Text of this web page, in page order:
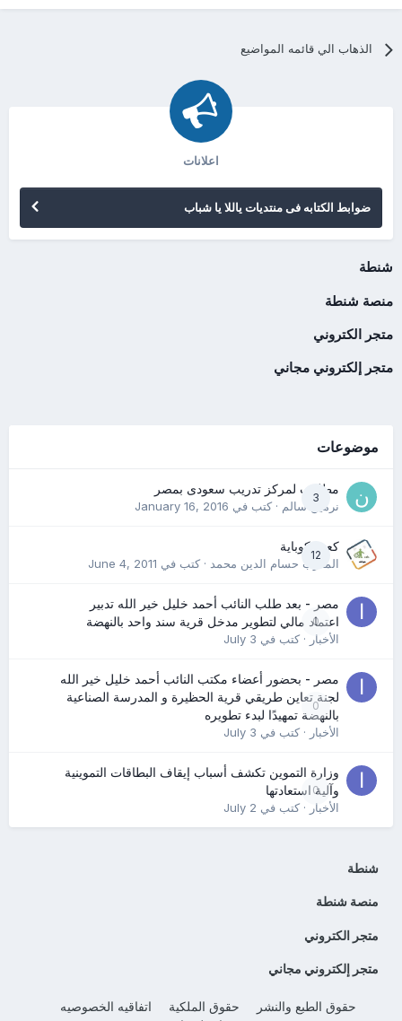
الذهاب الي قائمه المواضيع
اعلانات
ضوابط الكتابه فى منتديات ياللا يا شباب
شنطة
منصة شنطة
متجر الكتروني
متجر إلكتروني مجاني
موضوعات
3
مطلوب لمركز تدريب سعودى بمصر
نرمين سالم· كتب في January 16, 2016
12
كعب كوباية
المدرب حسام الدين محمد· كتب في June 4, 2011
0
مصر - بعد طلب النائب أحمد خليل خير الله تدبير
اعتماد مالي لتطوير مدخل قرية سند واحد بالنهضة
الأخبار· كتب في July 3
0
مصر - بحضور أعضاء مكتب النائب أحمد خليل خير الله
لجنة تعاين طريقي قرية الحظيرة و المدرسة الصناعية
بالنهضة تمهيدًا لبدء تطويره
الأخبار· كتب في July 3
0
وزارة التموين تكشف أسباب إيقاف البطاقات التموينية
وآلية استعادتها
الأخبار· كتب في July 2
شنطة
منصة شنطة
متجر الكتروني
متجر إلكتروني مجاني
حقوق الطبع والنشر حقوق الملكية
اتفاقيه الخصوصيه